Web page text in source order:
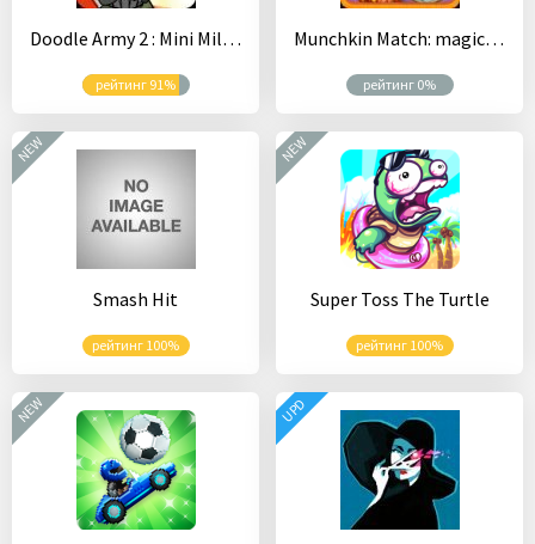
Doodle Army 2 : Mini Militia
рейтинг 91%
Munchkin Match: magic home building
рейтинг 0%
Smash Hit
рейтинг 100%
NEW
Super Toss The Turtle
рейтинг 100%
NEW
NEW UPD